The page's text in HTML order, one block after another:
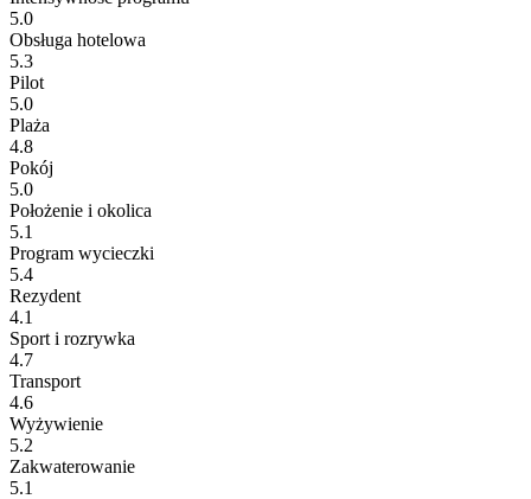
5.0
Obsługa hotelowa
5.3
Pilot
5.0
Plaża
4.8
Pokój
5.0
Położenie i okolica
5.1
Program wycieczki
5.4
Rezydent
4.1
Sport i rozrywka
4.7
Transport
4.6
Wyżywienie
5.2
Zakwaterowanie
5.1